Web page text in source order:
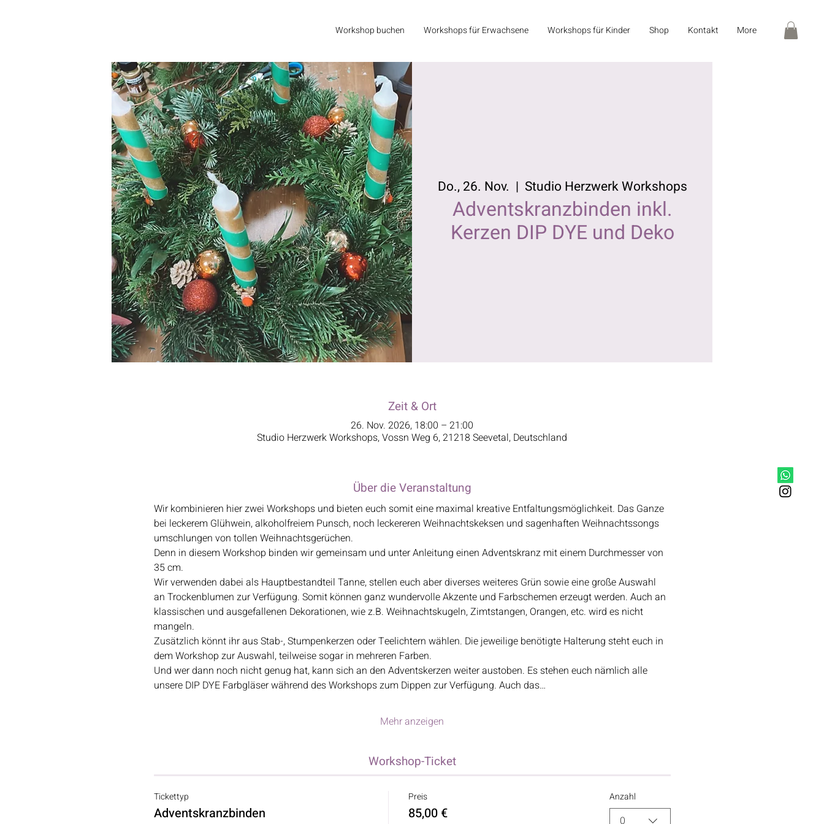
Workshop buchen Workshops für Erwachsene Workshops für Kinder Shop Kontakt More
Do., 26. Nov.
  |
Studio Herzwerk Workshops
Adventskranzbinden inkl.
Kerzen DIP DYE und Deko
Zeit & Ort
26. Nov. 2026, 18:00 – 21:00
Studio Herzwerk Workshops, Vossn Weg 6, 21218 Seevetal, Deutschland
Über die Veranstaltung
Wir kombinieren hier zwei Workshops und bieten euch somit eine maximal kreative Entfaltungsmöglichkeit. Das Ganze
bei leckerem Glühwein, alkoholfreiem Punsch, noch leckereren Weihnachtskeksen und sagenhaften Weihnachtssongs
umschlungen von tollen Weihnachtsgerüchen.
Denn in diesem Workshop binden wir gemeinsam und unter Anleitung einen Adventskranz mit einem Durchmesser von
35 cm.
Wir verwenden dabei als Hauptbestandteil Tanne, stellen euch aber diverses weiteres Grün sowie eine große Auswahl
an Trockenblumen zur Verfügung. Somit können ganz wundervolle Akzente und Farbschemen erzeugt werden. Auch an
klassischen und ausgefallenen Dekorationen, wie z.B. Weihnachtskugeln, Zimtstangen, Orangen, etc. wird es nicht
mangeln.
Zusätzlich könnt ihr aus Stab-, Stumpenkerzen oder Teelichtern wählen. Die jeweilige benötigte Halterung steht euch in
dem Workshop zur Auswahl, teilweise sogar in mehreren Farben.
Und wer dann noch nicht genug hat, kann sich an den Adventskerzen weiter austoben. Es stehen euch nämlich alle
unsere DIP DYE Farbgläser während des Workshops zum Dippen zur Verfügung. Auch das…
Mehr anzeigen
Workshop-Ticket
Tickettyp
Adventskranzbinden
Preis
85,00 €
Anzahl
0